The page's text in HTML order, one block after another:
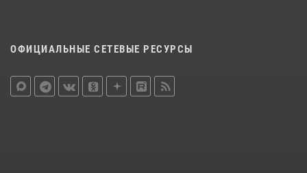
ОФИЦИАЛЬНЫЕ СЕТЕВЫЕ РЕСУРСЫ